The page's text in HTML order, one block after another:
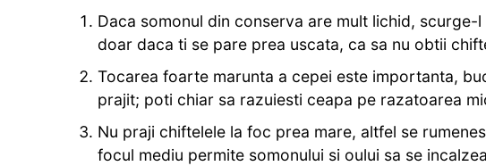
Daca somonul din conserva are mult lichid,
doar daca ti se pare prea uscata, ca sa nu obtii
Tocarea foarte marunta a cepei este importanta,
prajit; poti chiar sa razuiesti ceapa pe razatoarea
Nu praji chiftelele la foc prea mare, altfel se
focul mediu permite somonului si oului sa se